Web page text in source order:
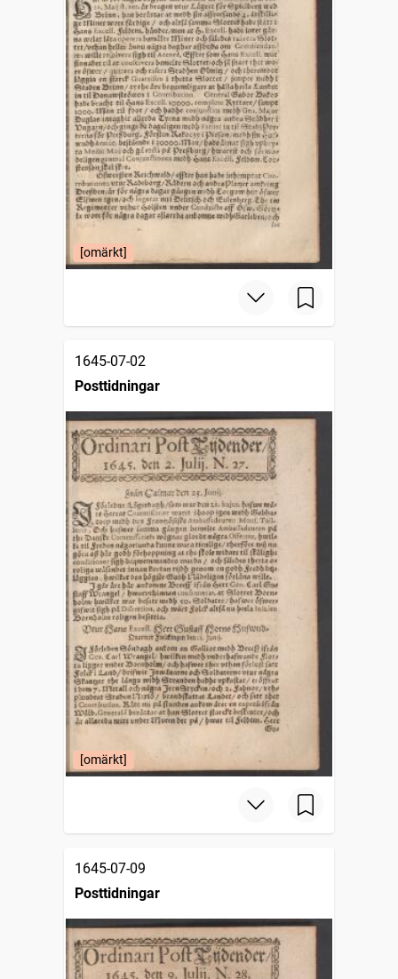
[omärkt]
1645-07-02
Posttidningar
[omärkt]
1645-07-09
Posttidningar